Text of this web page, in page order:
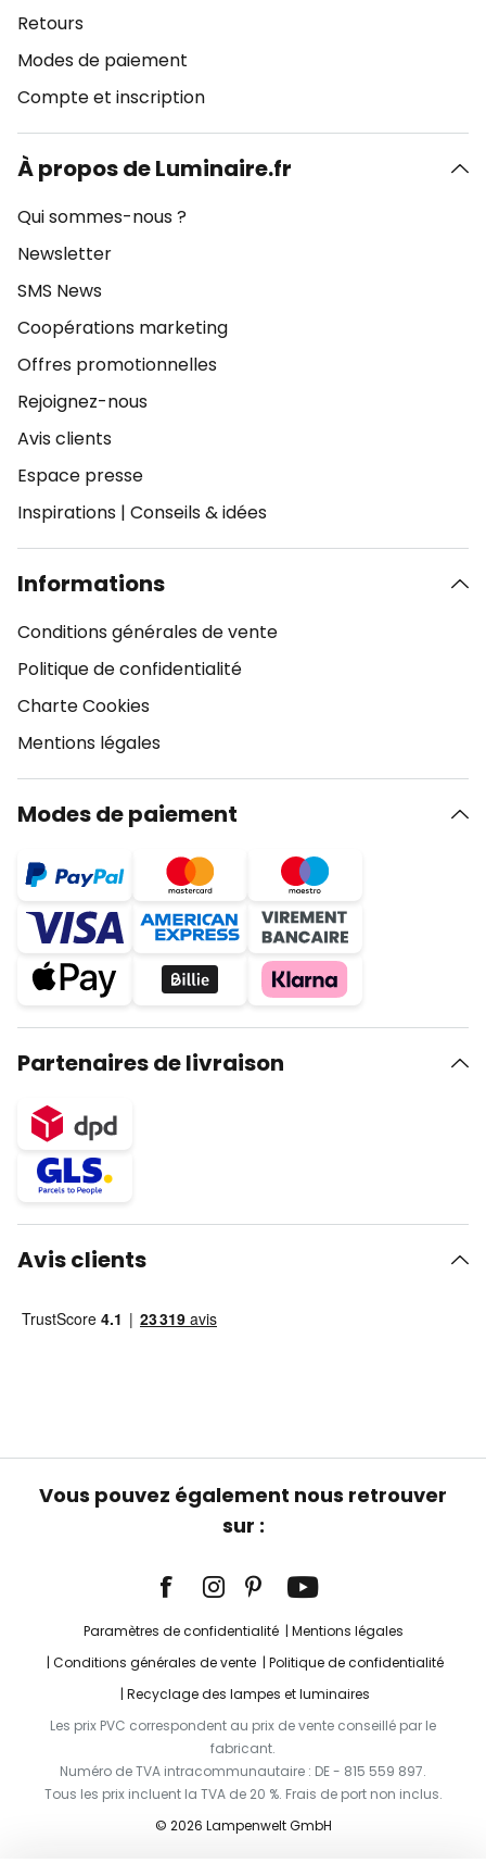
Retours
Modes de paiement
Compte et inscription
À propos de Luminaire.fr
Qui sommes-nous ?
Newsletter
SMS News
Coopérations marketing
Offres promotionnelles
Rejoignez-nous
Avis clients
Espace presse
Inspirations | Conseils & idées
Informations
Conditions générales de vente
Politique de confidentialité
Charte Cookies
Mentions légales
Modes de paiement
Partenaires de livraison
Avis clients
Vous pouvez également nous retrouver
sur :
Paramètres de confidentialité
Mentions légales
Conditions générales de vente
Politique de confidentialité
Recyclage des lampes et luminaires
Les prix PVC correspondent au prix de vente conseillé par le
fabricant.
Numéro de TVA intracommunautaire : DE - 815 559 897.
Tous les prix incluent la TVA de 20 %. Frais de port non inclus.
© 2026 Lampenwelt GmbH